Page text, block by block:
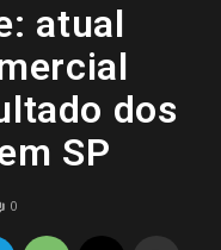
atual
dos
SP
0